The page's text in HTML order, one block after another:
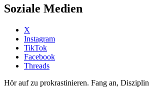
Soziale Medien
X
Instagram
TikTok
Facebook
Threads
Hör auf zu prokrastinieren. Fang an, Disziplin